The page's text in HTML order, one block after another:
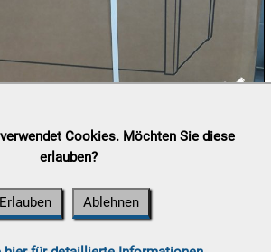
durchpost.at
Cookies. Möchten Sie diese
erlauben?
Erlauben Ablehnen